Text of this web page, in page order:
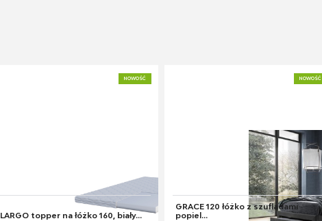
NOWOŚĆ
LARGO topper na łóżko 160, biały...
NOWOŚĆ
GRACE 120 łóżko z szufladami
popiel...